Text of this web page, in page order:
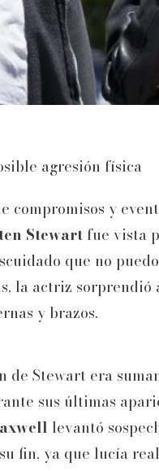
agresión física
compromisos y
Stewart fue vista
que no
la actriz
y brazos.
de Stewart era
sus últimas
levantó
fin, ya que lucía